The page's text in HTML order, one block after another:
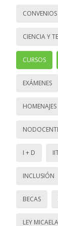
CONVENIOS
CIENCIA Y
CURSOS
EXÁMENES
HOMENAJES
I + D
INCLUSIÓN
BECAS
LEY MICAELA